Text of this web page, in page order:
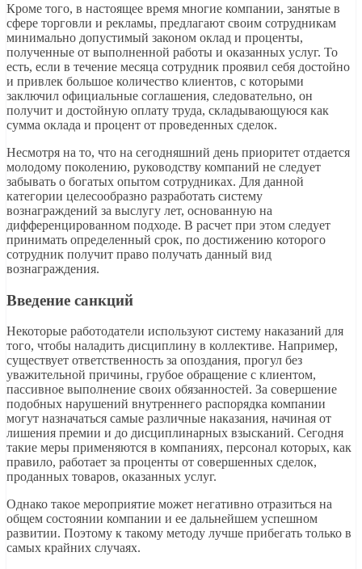
Кроме того, в настоящее время многие компании, занятые в
сфере торговли и рекламы, предлагают своим сотрудникам
минимально допустимый законом оклад и проценты,
полученные от выполненной работы и оказанных услуг. То
есть, если в течение месяца сотрудник проявил себя достойно
и привлек большое количество клиентов, с которыми
заключил официальные соглашения, следовательно, он
получит и достойную оплату труда, складывающуюся как
сумма оклада и процент от проведенных сделок.
Несмотря на то, что на сегодняшний день приоритет отдается
молодому поколению, руководству компаний не следует
забывать о богатых опытом сотрудниках. Для данной
категории целесообразно разработать систему
вознаграждений за выслугу лет, основанную на
дифференцированном подходе. В расчет при этом следует
принимать определенный срок, по достижению которого
сотрудник получит право получать данный вид
вознаграждения.
Введение санкций
Некоторые работодатели используют систему наказаний для
того, чтобы наладить дисциплину в коллективе. Например,
существует ответственность за опоздания, прогул без
уважительной причины, грубое обращение с клиентом,
пассивное выполнение своих обязанностей. За совершение
подобных нарушений внутреннего распорядка компании
могут назначаться самые различные наказания, начиная от
лишения премии и до дисциплинарных взысканий. Сегодня
такие меры применяются в компаниях, персонал которых, как
правило, работает за проценты от совершенных сделок,
проданных товаров, оказанных услуг.
Однако такое мероприятие может негативно отразиться на
общем состоянии компании и ее дальнейшем успешном
развитии. Поэтому к такому методу лучше прибегать только в
самых крайних случаях.